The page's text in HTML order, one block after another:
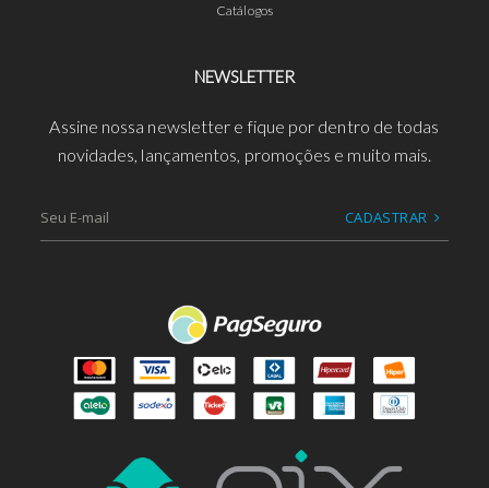
Catálogos
NEWSLETTER
Assine nossa newsletter e fique por dentro de todas
novidades, lançamentos, promoções e muito mais.
CADASTRAR